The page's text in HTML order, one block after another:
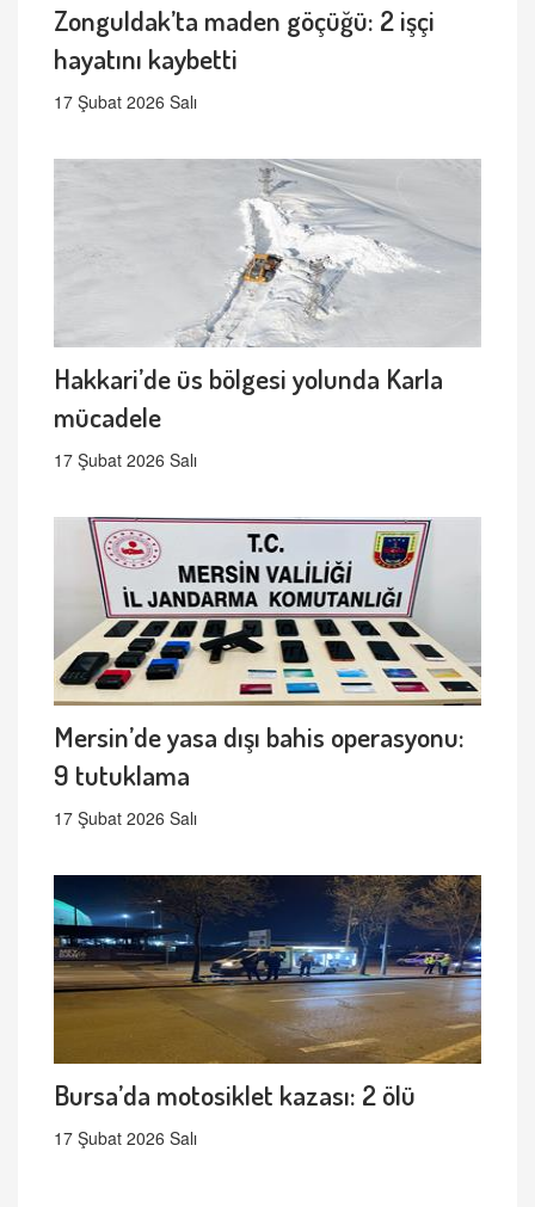
Zonguldak’ta maden göçüğü: 2 işçi
hayatını kaybetti
17 Şubat 2026 Salı
Hakkari’de üs bölgesi yolunda Karla
mücadele
17 Şubat 2026 Salı
Mersin’de yasa dışı bahis operasyonu:
9 tutuklama
17 Şubat 2026 Salı
Bursa’da motosiklet kazası: 2 ölü
17 Şubat 2026 Salı